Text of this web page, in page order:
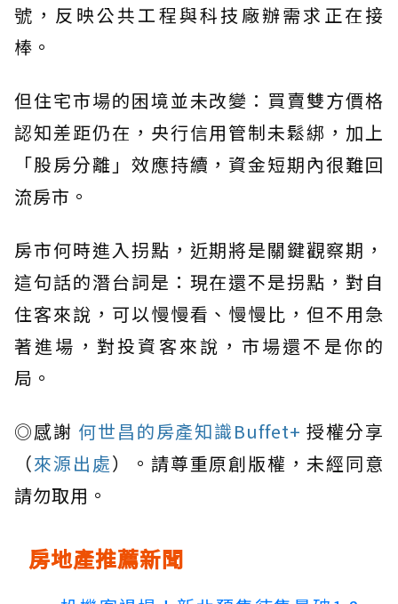
號，反映公共工程與科技廠辦需求正在接
棒。
但住宅市場的困境並未改變：買賣雙方價格
認知差距仍在，央行信用管制未鬆綁，加上
「股房分離」效應持續，資金短期內很難回
流房市。
房市何時進入拐點，近期將是關鍵觀察期，
這句話的潛台詞是：現在還不是拐點，對自
住客來說，可以慢慢看、慢慢比，但不用急
著進場，對投資客來說，市場還不是你的
局。
◎感謝 何世昌的房產知識Buffet+授權分享
（來源出處）。請尊重原創版權，未經同意
請勿取用。
房地產推薦新聞